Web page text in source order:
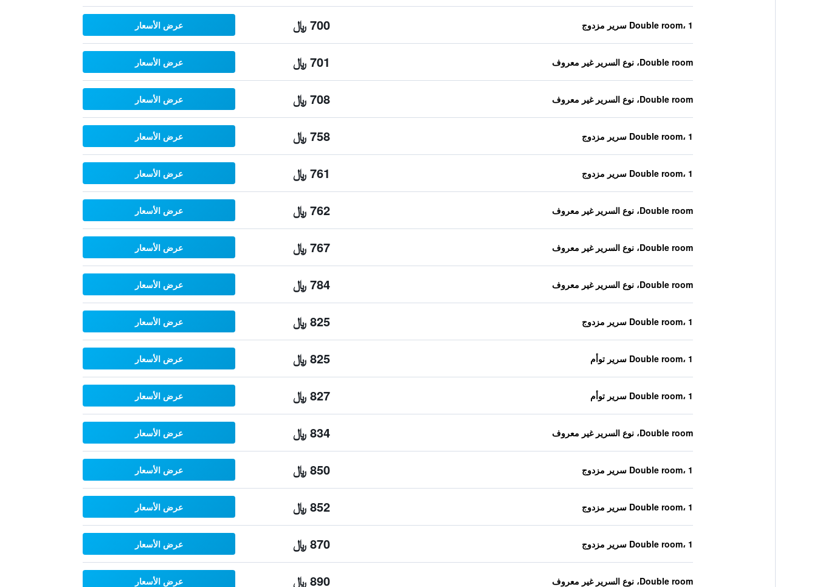
Double room، 1 سرير مزدوج 700 ﷼ عرض الأسعار
Double room، نوع السرير غير معروف 701 ﷼ عرض الأسعار
Double room، نوع السرير غير معروف 708 ﷼ عرض الأسعار
Double room، 1 سرير مزدوج 758 ﷼ عرض الأسعار
Double room، 1 سرير مزدوج 761 ﷼ عرض الأسعار
Double room، نوع السرير غير معروف 762 ﷼ عرض الأسعار
Double room، نوع السرير غير معروف 767 ﷼ عرض الأسعار
Double room، نوع السرير غير معروف 784 ﷼ عرض الأسعار
Double room، 1 سرير مزدوج 825 ﷼ عرض الأسعار
Double room، 1 سرير توأم 825 ﷼ عرض الأسعار
Double room، 1 سرير توأم 827 ﷼ عرض الأسعار
Double room، نوع السرير غير معروف 834 ﷼ عرض الأسعار
Double room، 1 سرير مزدوج 850 ﷼ عرض الأسعار
Double room، 1 سرير مزدوج 852 ﷼ عرض الأسعار
Double room، 1 سرير مزدوج 870 ﷼ عرض الأسعار
Double room، نوع السرير غير معروف 890 ﷼ عرض الأسعار